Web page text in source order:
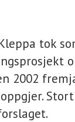
tok
2002